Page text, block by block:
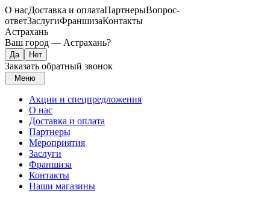
О насДоставка и оплатаПартнерыВопрос-
ответЗаслугиФраншизаКонтакты
Астрахань
Ваш город — Астрахань?
Заказать обратный звонок
Меню
Акции и спецпредложения
О нас
Доставка и оплата
Партнеры
Мероприятия
Заслуги
Франшиза
Контакты
Наши магазины